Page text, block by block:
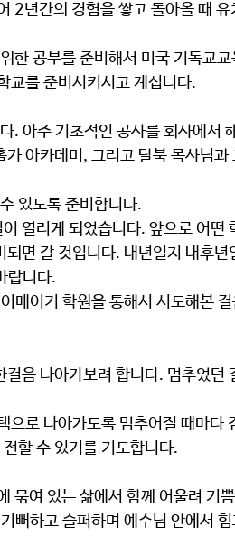
2년간의 경험을 쌓고 돌아올 때 유
교를 준비시키시고 계십니다.
아카데미, 그리고 탈북 목사님과
있도록 준비합니다.
면 갈 것입니다. 내년일지 내후
랍니다.
으로 나아가도록 멈추어질 때마다
할 수 있기를 기도합니다.
뻐하고 슬퍼하며 예수님 안에서